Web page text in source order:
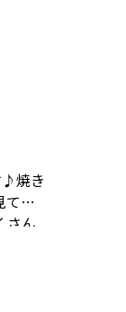
♪焼き
て
さん